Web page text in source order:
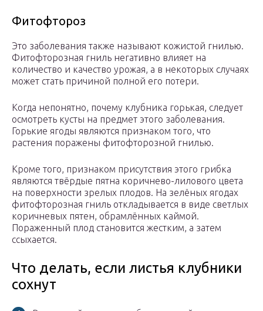
Фитофтороз
Это заболевания также называют кожистой гнилью.
Фитофторозная гниль негативно влияет на
количество и качество урожая, а в некоторых случаях
может стать причиной полной его потери.
Когда непонятно, почему клубника горькая, следует
осмотреть кусты на предмет этого заболевания.
Горькие ягоды являются признаком того, что
растения поражены фитофторозной гнилью.
Кроме того, признаком присутствия этого грибка
являются твёрдые пятна коричнево-лилового цвета
на поверхности зрелых плодов. На зелёных ягодах
фитофторозная гниль откладывается в виде светлых
коричневых пятен, обрамлённых каймой.
Пораженный плод становится жестким, а затем
ссыхается.
Что делать, если листья клубники
сохнут